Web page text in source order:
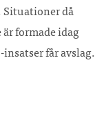
Situationer då
formade idag
får avslag.